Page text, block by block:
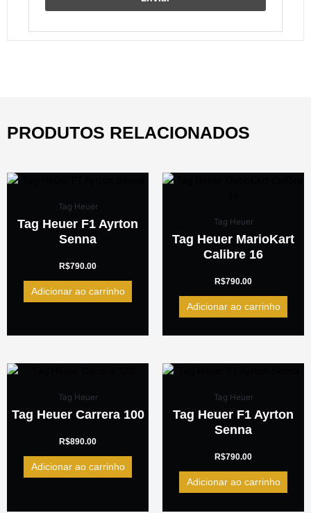
PRODUTOS RELACIONADOS
Tag Heuer
Tag Heuer F1 Ayrton
Senna
R$790.00
Adicionar ao carrinho
Tag Heuer
Tag Heuer MarioKart
Calibre 16
R$790.00
Adicionar ao carrinho
Tag Heuer
Tag Heuer Carrera 100
R$890.00
Adicionar ao carrinho
Tag Heuer
Tag Heuer F1 Ayrton
Senna
R$790.00
Adicionar ao carrinho